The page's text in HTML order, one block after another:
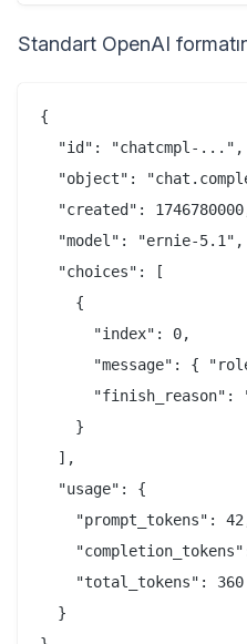
Standart OpenAI
{
  "id": "chatcmpl-...",
"object":
"created":
  "model": "ernie-5.1",
  "choices": [
    {
      "index": 0,
"message": {
"finish_reason":
    }
  ],
  "usage": {
"prompt_tokens":
    "total_tokens": 360
  }